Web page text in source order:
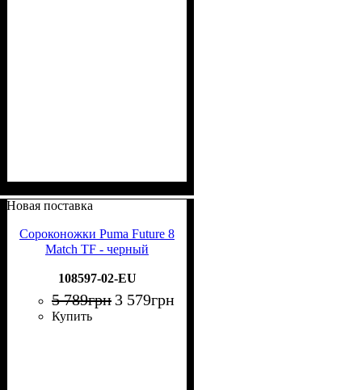
Новая поставка
Сороконожки Puma Future 8
Match TF - черный
108597-02-EU
5 789грн 3 579грн
Купить